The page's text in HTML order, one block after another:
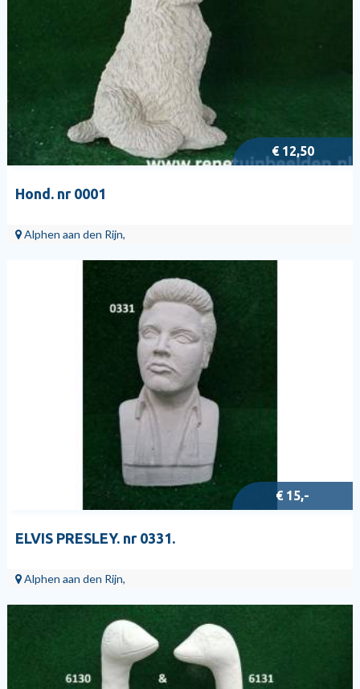
€ 12,50
Hond. nr 0001
Alphen aan den Rijn,
€ 15,-
ELVIS PRESLEY. nr 0331.
Alphen aan den Rijn,